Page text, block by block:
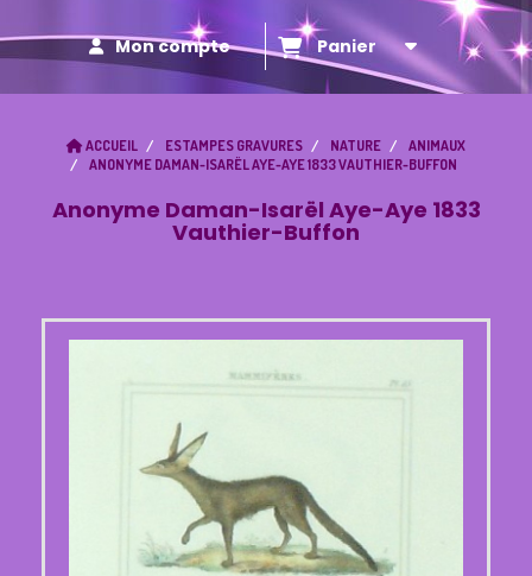
Mon compte Panier
ACCUEIL ESTAMPES GRAVURES NATURE
ANIMAUX
ANONYME DAMAN-ISARËL AYE-AYE 1833 VAUTHIER-BUFFON
Anonyme Daman-Isarël Aye-Aye 1833
Vauthier-Buffon